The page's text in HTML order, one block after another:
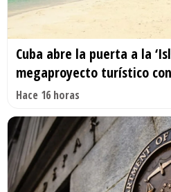
Cuba abre la puerta a la
megaproyecto turístico
Hace 16 horas